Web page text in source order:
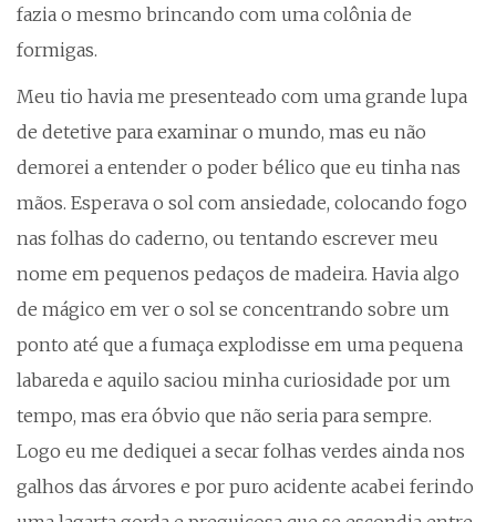
fazia o mesmo brincando com uma colônia de
formigas.
Meu tio havia me presenteado com uma grande lupa
de detetive para examinar o mundo, mas eu não
demorei a entender o poder bélico que eu tinha nas
mãos. Esperava o sol com ansiedade, colocando fogo
nas folhas do caderno, ou tentando escrever meu
nome em pequenos pedaços de madeira. Havia algo
de mágico em ver o sol se concentrando sobre um
ponto até que a fumaça explodisse em uma pequena
labareda e aquilo saciou minha curiosidade por um
tempo, mas era óbvio que não seria para sempre.
Logo eu me dediquei a secar folhas verdes ainda nos
galhos das árvores e por puro acidente acabei ferindo